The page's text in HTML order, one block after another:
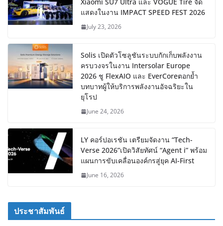
แสดงในงาน IMPACT SPEED FEST 2026
July 23, 2026
Solis เปิดตัวโซลูชันระบบกักเก็บพลังงาน
ครบวงจรในงาน Intersolar Europe
2026 ชู FlexAIO และ EverCoreตอกย้ำ
บทบาทผู้ให้บริการพลังงานอัจฉริยะใน
ยุโรป
June 24, 2026
LY คอร์ปอเรชัน เตรียมจัดงาน “Tech-
Verse 2026”เปิดวิสัยทัศน์ “Agent i” พร้อม
แผนการขับเคลื่อนองค์กรสู่ยุค AI-First
June 16, 2026
ประชาสัมพันธ์